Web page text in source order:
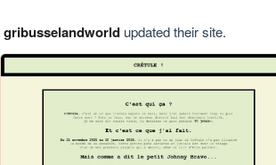
gribusselandworldupdated their site.